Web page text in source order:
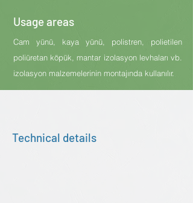
Usage areas
Cam yünü, kaya yünü, polistren, polietilen
poliüretan köpük, mantar izolasyon levhaları vb.
izolasyon malzemelerinin montajında kullanılır.
Technical details